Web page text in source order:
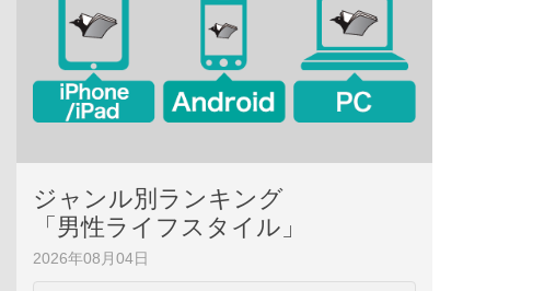
ジャンル別ランキング
「男性ライフスタイル」
2026年08月04日